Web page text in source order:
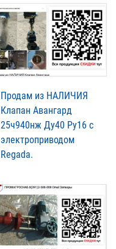
Продам из НАЛИЧИЯ
Клапан Авангард
25ч940нж Ду40 Ру16 с
электроприводом
Regada.